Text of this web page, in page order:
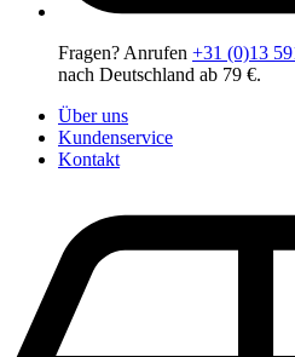
Fragen? Anrufen +31 (0)13
nach Deutschland ab 79 €.
Über uns
Kundenservice
Kontakt